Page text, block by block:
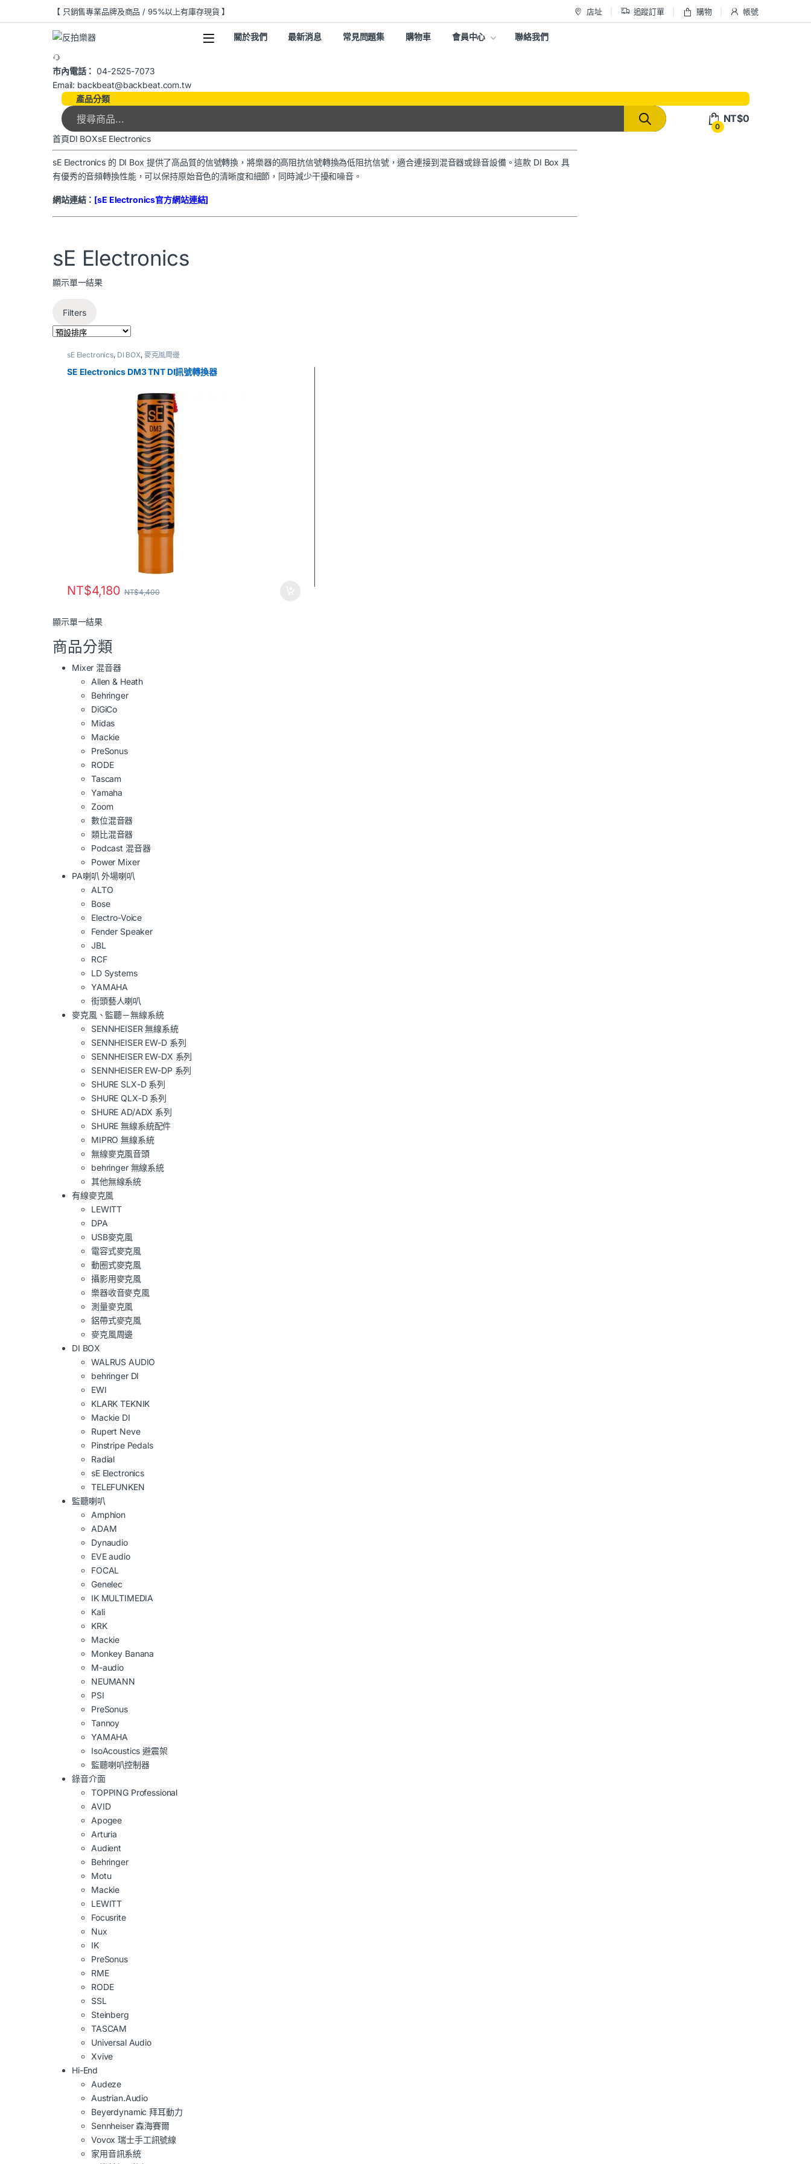
【 只銷售專業品牌及商品 / 95%以上有庫存現貨 】 店址 追蹤訂單 購物 帳號
關於我們 最新消息 常見問題集 購物車 會員中心 聯絡我們
市內電話： 04-2525-7073
Email: backbeat@backbeat.com.tw
產品分類
0
NT$0
首頁DI BOXsE Electronics
sE Electronics 的 DI Box 提供了高品質的信號轉換，將樂器的高阻抗信號轉換為低阻抗信號，適合連接到混音器或錄音設備。這款 DI Box 具
有優秀的音頻轉換性能，可以保持原始音色的清晰度和細節，同時減少干擾和噪音。
網站連結： [sE Electronics官方網站連結]
sE Electronics
顯示單一結果
Filters
sE Electronics, DI BOX, 麥克風周邊
SE Electronics DM3 TNT DI訊號轉換器
NT$4,180 NT$4,400
顯示單一結果
商品分類
Mixer 混音器
Allen & Heath
Behringer
DiGiCo
Midas
Mackie
PreSonus
RODE
Tascam
Yamaha
Zoom
數位混音器
類比混音器
Podcast 混音器
Power Mixer
PA喇叭 外場喇叭
ALTO
Bose
Electro-Voice
Fender Speaker
JBL
RCF
LD Systems
YAMAHA
街頭藝人喇叭
麥克風、監聽－無線系統
SENNHEISER 無線系統
SENNHEISER EW-D 系列
SENNHEISER EW-DX 系列
SENNHEISER EW-DP 系列
SHURE SLX-D 系列
SHURE QLX-D 系列
SHURE AD/ADX 系列
SHURE 無線系統配件
MIPRO 無線系統
無線麥克風音頭
behringer 無線系統
其他無線系統
有線麥克風
LEWITT
DPA
USB麥克風
電容式麥克風
動圈式麥克風
攝影用麥克風
樂器收音麥克風
測量麥克風
鋁帶式麥克風
麥克風周邊
DI BOX
WALRUS AUDIO
behringer DI
EWI
KLARK TEKNIK
Mackie DI
Rupert Neve
Pinstripe Pedals
Radial
sE Electronics
TELEFUNKEN
監聽喇叭
Amphion
ADAM
Dynaudio
EVE audio
FOCAL
Genelec
IK MULTIMEDIA
Kali
KRK
Mackie
Monkey Banana
M-audio
NEUMANN
PSI
PreSonus
Tannoy
YAMAHA
IsoAcoustics 避震架
監聽喇叭控制器
錄音介面
TOPPING Professional
AVID
Apogee
Arturia
Audient
Behringer
Motu
Mackie
LEWITT
Focusrite
Nux
IK
PreSonus
RME
RODE
SSL
Steinberg
TASCAM
Universal Audio
Xvive
Hi-End
Audeze
Austrian.Audio
Beyerdynamic 拜耳動力
Sennheiser 森海賽爾
Vovox 瑞士手工訊號線
家用音訊系統